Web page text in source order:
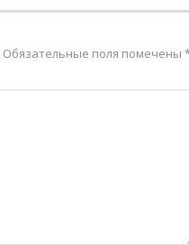
Обязательные поля помечены